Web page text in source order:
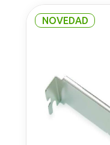
NOVEDAD